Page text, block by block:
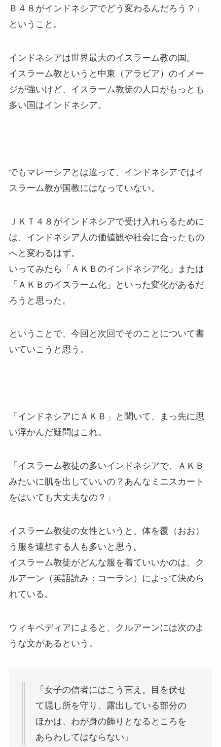
Ｂ４８がインドネシアでどう変わるんだろう？」
ということ。
インドネシアは世界最大のイスラーム教の国。
イスラーム教というと中東（アラビア）のイメー
ジが強いけど、イスラーム教徒の人口がもっとも
多い国はインドネシア。
でもマレーシアとは違って、インドネシアではイ
スラーム教が国教にはなっていない。
ＪＫＴ４８がインドネシアで受け入れらるために
は、インドネシア人の価値観や社会に合ったもの
へと変わるはず。
いってみたら「ＡＫＢのインドネシア化」または
「ＡＫＢのイスラーム化」といった変化があるだ
ろうと思った。
ということで、今回と次回でそのことについて書
いていこうと思う。
「インドネシアにＡＫＢ」と聞いて、まっ先に思
い浮かんだ疑問はこれ。
「イスラーム教徒の多いインドネシアで、ＡＫＢ
みたいに肌を出していいの？あんなミニスカート
をはいても大丈夫なの？」
イスラーム教徒の女性というと、体を覆（おお）
う服を連想する人も多いと思う。
イスラーム教徒がどんな服を着ていいかのは、ク
ルアーン（英語読み：コーラン）によって決めら
れている。
ウィキペディアによると、クルアーンには次のよ
うな文があるという。
「女子の信者にはこう言え。目を伏せ
て隠し所を守り、露出している部分の
ほかは、わが身の飾りとなるところを
あらわしてはならない」